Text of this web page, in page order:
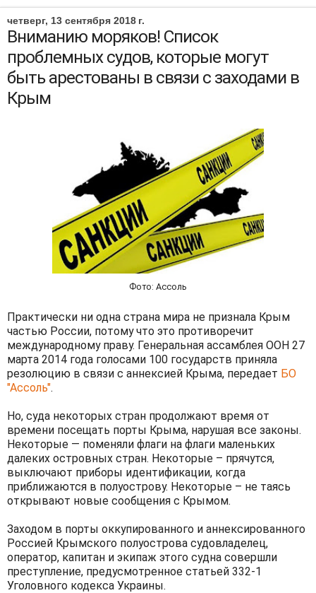
четверг, 13 сентября 2018 г.
Вниманию моряков! Список
проблемных судов, которые могут
быть арестованы в связи с заходами в
Крым
Фото: Ассоль
Практически ни одна страна мира не признала Крым
частью России, потому что это противоречит
международному праву. Генеральная ассамблея ООН 27
марта 2014 года голосами 100 государств приняла
резолюцию в связи с аннексией Крыма, передает БО
"Ассоль".
Но, суда некоторых стран продолжают время от
времени посещать порты Крыма, нарушая все законы.
Некоторые — поменяли флаги на флаги маленьких
далеких островных стран. Некоторые – прячутся,
выключают приборы идентификации, когда
приближаются в полуострову. Некоторые – не таясь
открывают новые сообщения с Крымом.
Заходом в порты оккупированного и аннексированного
Россией Крымского полуострова судовладелец,
оператор, капитан и экипаж этого судна совершли
преступление, предусмотренное статьей 332-1
Уголовного кодекса Украины.